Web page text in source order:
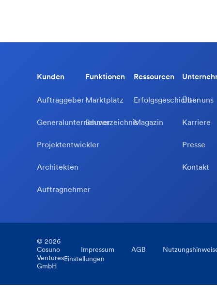
Kunden
Auftraggeber
Generalunternehmer
Projektentwickler
Architekten
Auftragnehmer
Funktionen
Marktplatz
Bauverzeichnis
Ressourcen
Erfolgsgeschichten
Magazin
Über uns
Karriere
Presse
Kontakt
© 2026
Cosuno
Ventures
GmbH
Impressum AGB
Einstellungen